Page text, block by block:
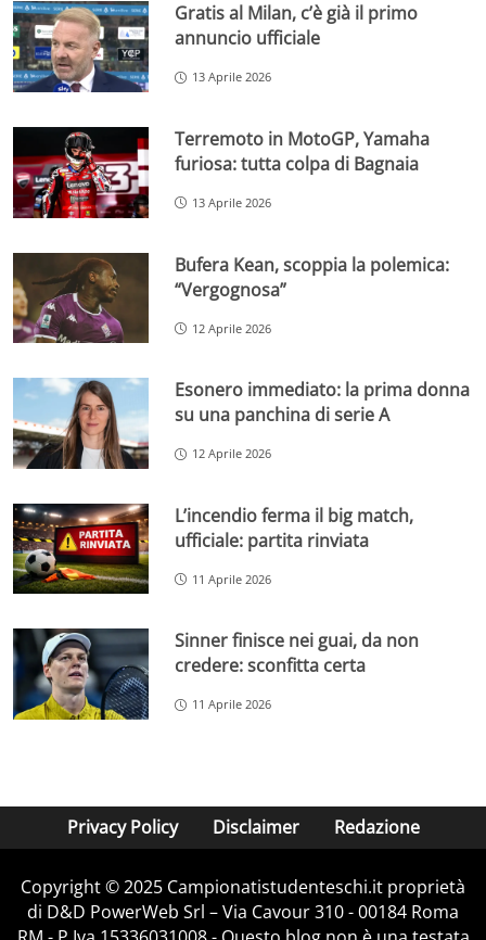
Gratis al Milan, c’è già il primo
annuncio ufficiale
13 Aprile 2026
Terremoto in MotoGP, Yamaha
furiosa: tutta colpa di Bagnaia
13 Aprile 2026
Bufera Kean, scoppia la polemica:
“Vergognosa”
12 Aprile 2026
Esonero immediato: la prima donna
su una panchina di serie A
12 Aprile 2026
L’incendio ferma il big match,
ufficiale: partita rinviata
11 Aprile 2026
Sinner finisce nei guai, da non
credere: sconfitta certa
11 Aprile 2026
Privacy Policy Disclaimer Redazione
Copyright © 2025 Campionatistudenteschi.it proprietà
di D&D PowerWeb Srl – Via Cavour 310 - 00184 Roma